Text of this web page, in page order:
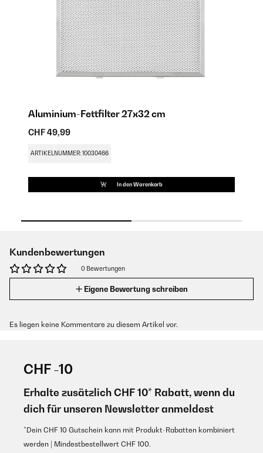
Aluminium-Fettfilter 27x32 cm
CHF 49,99
ARTIKELNUMMER: 10030466
In den Warenkorb
Kundenbewertungen
0 Bewertungen
Eigene Bewertung schreiben
Es liegen keine Kommentare zu diesem Artikel vor.
CHF -10
Erhalte zusätzlich CHF 10* Rabatt, wenn du
dich für unseren Newsletter anmeldest
*Dein CHF 10 Gutschein kann mit Produkt-Rabatten kombiniert
werden | Mindestbestellwert CHF 100.